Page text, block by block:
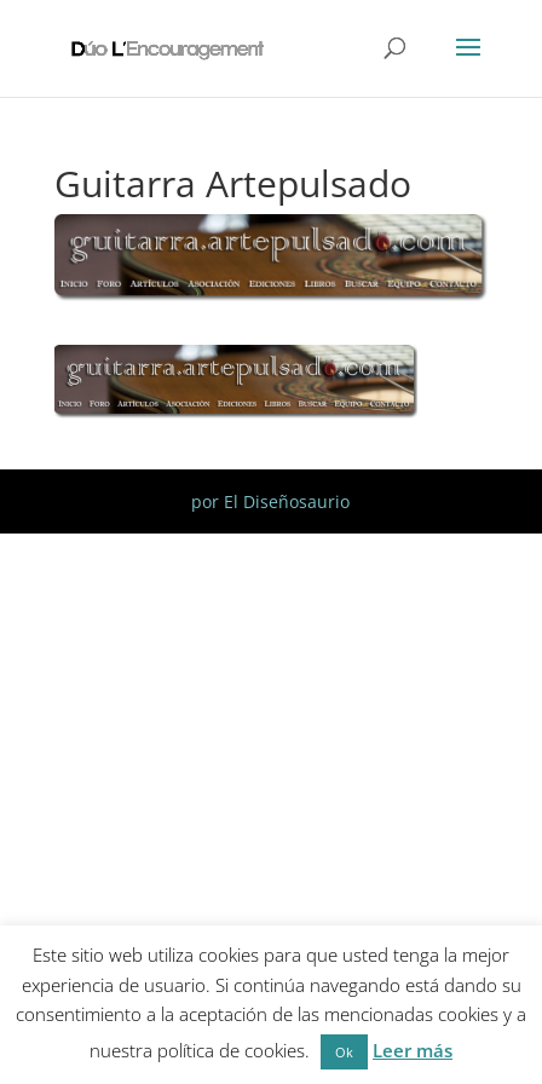
Guitarra Artepulsado
por El Diseñosaurio
Este sitio web utiliza cookies para que usted tenga la mejor
experiencia de usuario. Si continúa navegando está dando su
consentimiento a la aceptación de las mencionadas cookies y a
nuestra política de cookies.
Ok Leer más